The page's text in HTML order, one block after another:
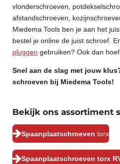
vlonderschroeven,
afstandschroeven,
Miedema Tools ben je aan het
bestel je online de juist schroef.
pluggen gebruiken? Ook dan
Snel aan de slag met jouw
schroeven bij Miedema Tools!
Bekijk ons assortiment
Spaanplaatschroeven torx
Spaanplaatschroeven torx